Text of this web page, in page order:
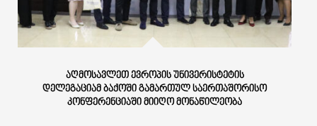
ᲐᲦᲛᲝᲡᲐᲕᲚᲔᲗ ᲔᲕᲠᲝᲞᲘᲡ ᲣᲜᲘᲕᲔᲠᲘᲡᲢᲔᲢᲘᲡ
ᲓᲔᲚᲔᲒᲐᲪᲘᲐᲛ ᲑᲐᲥᲝᲨᲘ ᲒᲐᲛᲐᲠᲗᲣᲚ ᲡᲐᲔᲠᲗᲐᲨᲝᲠᲘᲡᲝ
ᲙᲝᲜᲤᲔᲠᲔᲜᲪᲘᲐᲨᲘ ᲛᲘᲘᲦᲝ ᲛᲝᲜᲐᲬᲘᲚᲔᲝᲑᲐ